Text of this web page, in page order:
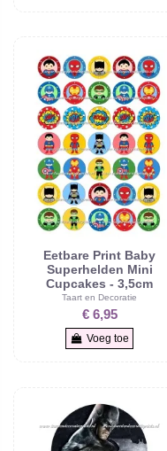
Eetbare Print Baby
Superhelden Mini
Cupcakes - 3,5cm
Taart en Decoratie
€ 6,95
Voeg toe